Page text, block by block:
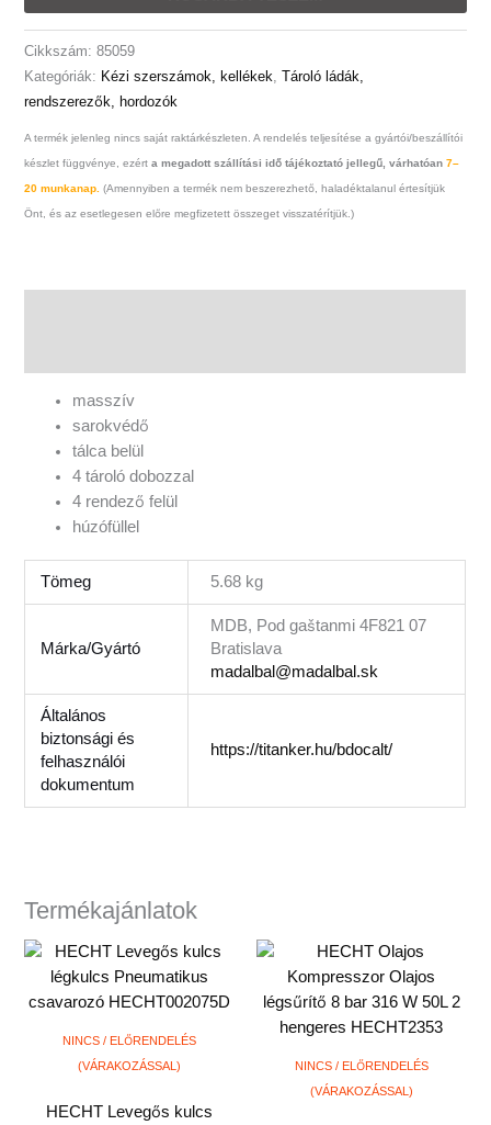
Cikkszám:85059
Kategóriák: Kézi szerszámok, kellékek ,Tároló ládák,
rendszerezők, hordozók
A termék jelenleg nincs saját raktárkészleten. A rendelés teljesítése a gyártói/beszállítói
készlet függvénye, ezérta megadott szállítási idő tájékoztató jellegű, várhatóan7–
20 munkanap. (Amennyiben a termék nem beszerezhető, haladéktalanul értesítjük
Önt, és az esetlegesen előre megfizetett összeget visszatérítjük.)
masszív
sarokvédő
tálca belül
4 tároló dobozzal
4 rendező felül
húzófüllel
Tömeg 5.68 kg
Márka/Gyártó
MDB, Pod gaštanmi 4F821 07
Bratislava
madalbal@madalbal.sk
Általános
biztonsági és
felhasználói
dokumentum
https://titanker.hu/bdocalt/
Termékajánlatok
NINCS / ELŐRENDELÉS
(VÁRAKOZÁSSAL)
HECHT Levegős kulcs
NINCS / ELŐRENDELÉS
(VÁRAKOZÁSSAL)